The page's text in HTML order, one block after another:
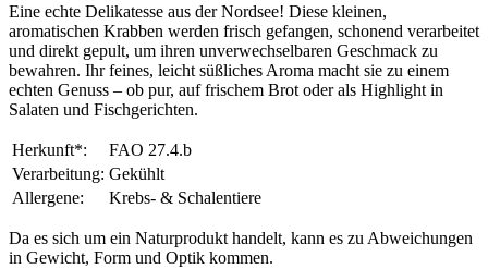
Eine echte Delikatesse aus der Nordsee! Diese kleinen,
aromatischen Krabben werden frisch gefangen, schonend verarbeitet
und direkt gepult, um ihren unverwechselbaren Geschmack zu
bewahren. Ihr feines, leicht süßliches Aroma macht sie zu einem
echten Genuss – ob pur, auf frischem Brot oder als Highlight in
Salaten und Fischgerichten.
Herkunft*:
FAO 27.4.b
Verarbeitung: Gekühlt
Allergene:
Krebs- & Schalentiere
Da es sich um ein Naturprodukt handelt, kann es zu Abweichungen
in Gewicht, Form und Optik kommen.